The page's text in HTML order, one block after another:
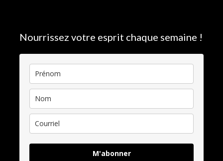
Nourrissez votre esprit chaque semaine !
M'abonner